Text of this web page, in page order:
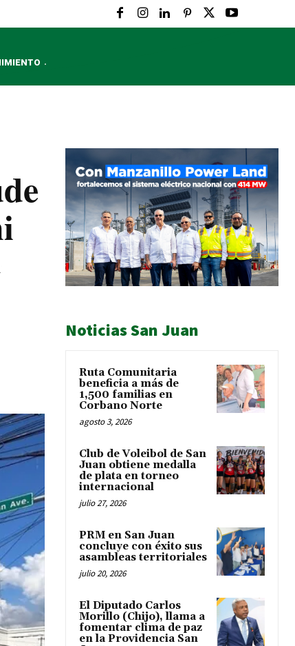
Noticias San Juan
Ruta Comunitaria
beneficia a más de
1,500 familias en
Corbano Norte
agosto 3, 2026
Club de Voleibol de San
Juan obtiene medalla
de plata en torneo
internacional
julio 27, 2026
PRM en San Juan
concluye con éxito sus
asambleas territoriales
julio 20, 2026
El Diputado Carlos
Morillo (Chijo), llama a
fomentar clima de paz
en la Providencia San